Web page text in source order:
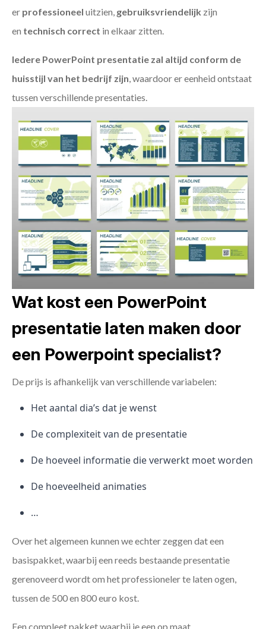
er professioneel uitzien, gebruiksvriendelijk zijn
en technisch correct in elkaar zitten.
Iedere PowerPoint presentatie zal altijd conform de
huisstijl van het bedrijf zijn, waardoor er eenheid ontstaat
tussen verschillende presentaties.
Wat kost een PowerPoint
presentatie laten maken door
een Powerpoint specialist?
De prijs is afhankelijk van verschillende variabelen:
Het aantal dia’s dat je wenst
De complexiteit van de presentatie
De hoeveel informatie die verwerkt moet worden
De hoeveelheid animaties
…
Over het algemeen kunnen we echter zeggen dat een
basispakket, waarbij een reeds bestaande presentatie
gerenoveerd wordt om het professioneler te laten ogen,
tussen de 500 en 800 euro kost.
Een compleet pakket waarbij je een op maat